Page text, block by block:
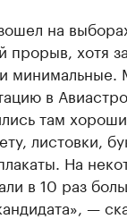
на
прорыв, хотя
минимальные.
в
там
листовки,
На
в 10 раз
—